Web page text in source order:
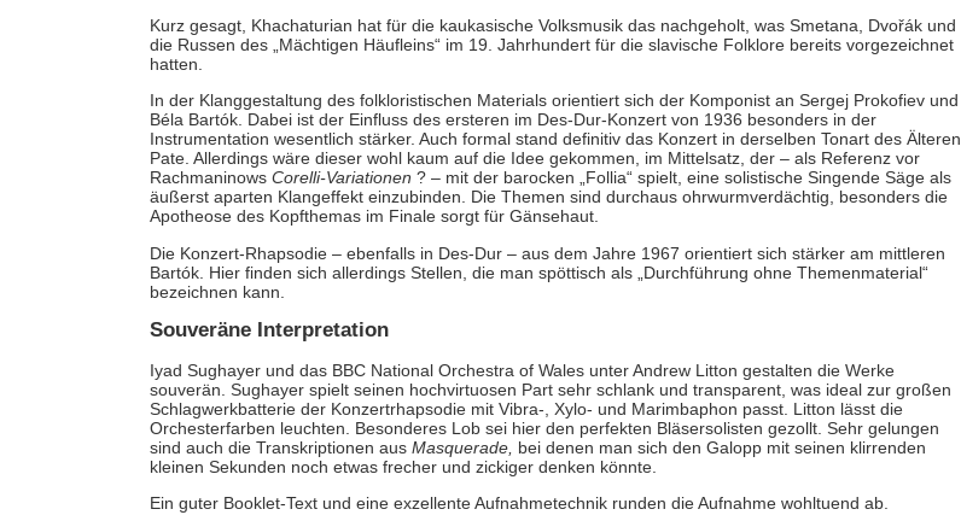
Kurz gesagt, Khachaturian hat für die kaukasische Volksmusik das nachgeholt, was Smetana, Dvořák und
die Russen des „Mächtigen Häufleins“ im 19. Jahrhundert für die slavische Folklore bereits vorgezeichnet
hatten.
In der Klanggestaltung des folkloristischen Materials orientiert sich der Komponist an Sergej Prokofiev und
Béla Bartók. Dabei ist der Einfluss des ersteren im Des-Dur-Konzert von 1936 besonders in der
Instrumentation wesentlich stärker. Auch formal stand definitiv das Konzert in derselben Tonart des Älteren
Pate. Allerdings wäre dieser wohl kaum auf die Idee gekommen, im Mittelsatz, der – als Referenz vor
Rachmaninows Corelli-Variationen ? – mit der barocken „Follia“ spielt, eine solistische Singende Säge als
äußerst aparten Klangeffekt einzubinden. Die Themen sind durchaus ohrwurmverdächtig, besonders die
Apotheose des Kopfthemas im Finale sorgt für Gänsehaut.
Die Konzert-Rhapsodie – ebenfalls in Des-Dur – aus dem Jahre 1967 orientiert sich stärker am mittleren
Bartók. Hier finden sich allerdings Stellen, die man spöttisch als „Durchführung ohne Themenmaterial“
bezeichnen kann.
Souveräne Interpretation
Iyad Sughayer und das BBC National Orchestra of Wales unter Andrew Litton gestalten die Werke
souverän. Sughayer spielt seinen hochvirtuosen Part sehr schlank und transparent, was ideal zur großen
Schlagwerkbatterie der Konzertrhapsodie mit Vibra-, Xylo- und Marimbaphon passt. Litton lässt die
Orchesterfarben leuchten. Besonderes Lob sei hier den perfekten Bläsersolisten gezollt. Sehr gelungen
sind auch die Transkriptionen aus Masquerade, bei denen man sich den Galopp mit seinen klirrenden
kleinen Sekunden noch etwas frecher und zickiger denken könnte.
Ein guter Booklet-Text und eine exzellente Aufnahmetechnik runden die Aufnahme wohltuend ab.